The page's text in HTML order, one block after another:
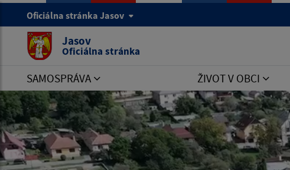
Oficiálna stránka Jasov
Jasov
Oficiálna stránka
SAMOSPRÁVA ŽIVOT V OBCI